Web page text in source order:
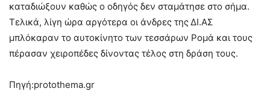
καταδιώξουν καθώς ο οδηγός δεν σταμάτησε στο σήμα.
Τελικά, λίγη ώρα αργότερα οι άνδρες τηςΔΙ.ΑΣ
μπλόκαραν το αυτοκίνητο των τεσσάρων Ρομά και τους
πέρασαν χειροπέδες δίνοντας τέλος στη δράση τους.
Πηγή:protothema.gr